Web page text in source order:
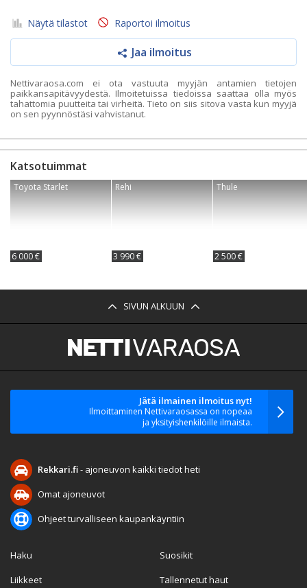
Näytä tilastot Raportoi ilmoitus
Jaa ilmoitus
Nettivaraosa.com ei ota vastuuta myyjän antamien tietojen
paikkansapitävyydestä. Ilmoitetuissa tiedoissa saattaa olla myös
tahattomia puutteita tai virheitä. Tieto on siis sitova vasta kun myyjä
on sen pyynnöstäsi vahvistanut.
Katsotuimmat
Toyota Starlet
6 000 €
Rehi
3 990 €
Thule
2 500 €
SIVUN ALKUUN
Jätä ilmainen ilmoitus nyt!
Ilmoittaminen Nettivaraosassa on nopeaa
ja yksityishenkilöille ilmaista.
Rekkari.fi- ajoneuvon kaikki tiedot heti
Omat ajoneuvot
Ohjeet turvalliseen kaupankäyntiin
Haku
Liikkeet
Suosikit
Tallennetut haut